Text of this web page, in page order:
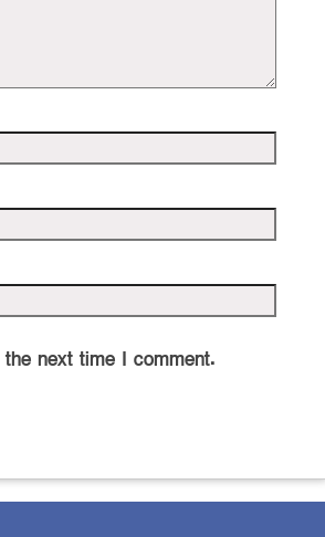
next time I comment.